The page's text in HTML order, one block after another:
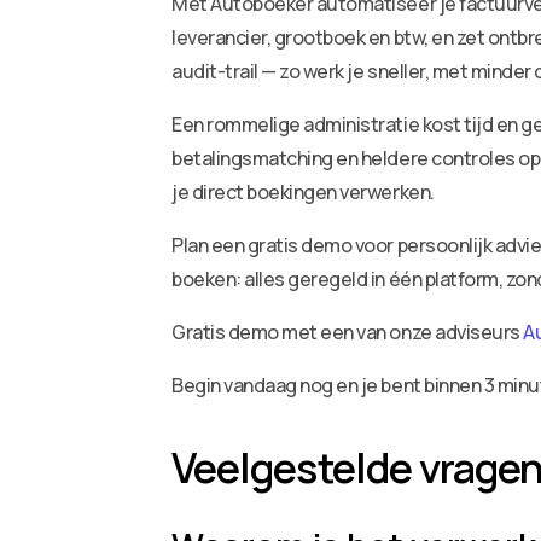
leverancier, grootboek en btw, en zet
audit-trail — zo werk je sneller, met
Een rommelige administratie kost tijd en
betalingsmatching en heldere controles
je direct boekingen verwerken.
Plan een gratis demo voor persoonlijk
boeken: alles geregeld in één platform,
Gratis demo met een van onze adviseurs
Begin vandaag nog en je bent binnen 3
Veelgestelde